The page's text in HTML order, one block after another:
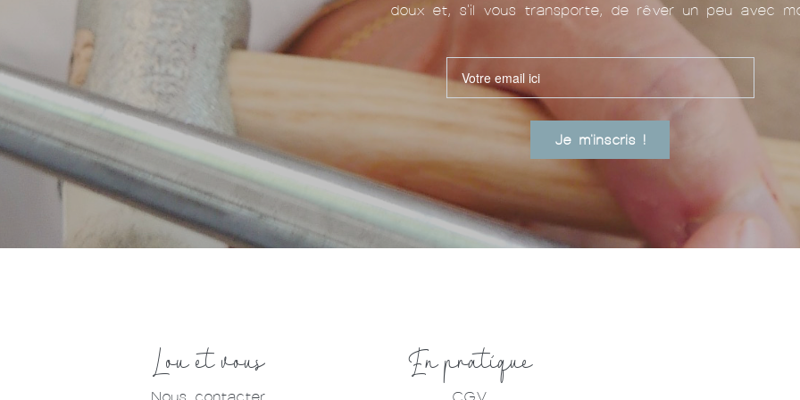
doux et, s'il vous transporte, de rêver un peu avec
Je m'inscris !
Lou et vous En pratique